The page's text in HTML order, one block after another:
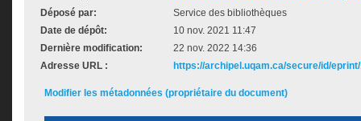
Déposé par:
Service des bibliothèques
Date de dépôt:
10 nov. 2021 11:47
Dernière modification:
22 nov. 2022 14:36
Adresse URL :
https://archipel.uqam.ca/secure/id/
Modifier les métadonnées (propriétaire du document)